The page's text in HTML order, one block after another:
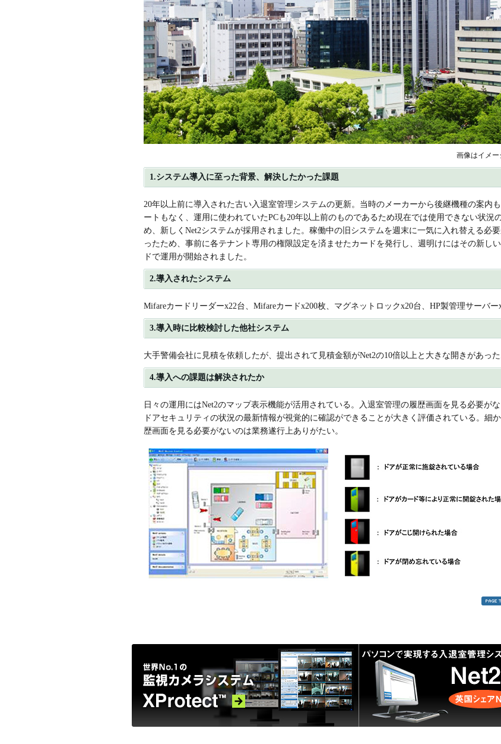
画像はイメー
1.システム導入に至った背景、解決したかった課題
20年以上前に導入された古い入退室管理システムの更新。当時のメーカーから後継機種の案内
ートもなく、運用に使われていたPCも20年以上前のものであるため現在では使用できない状況
め、新しくNet2システムが採用されました。稼働中の旧システムを週末に一気に入れ替える必
ったため、事前に各テナント専用の権限設定を済ませたカードを発行し、週明けにはその新し
ドで運用が開始されました。
2.導入されたシステム
Mifareカードリーダーx22台、Mifareカードx200枚、マグネットロックx20台、HP製管理サーバー
3.導入時に比較検討した他社システム
大手警備会社に見積を依頼したが、提出されて見積金額がNet2の10倍以上と大きな開きがあった
4.導入への課題は解決されたか
日々の運用にはNet2のマップ表示機能が活用されている。入退室管理の履歴画面を見る必要がな
ドアセキュリティの状況の最新情報が視覚的に確認ができることが大きく評価されている。細
歴画面を見る必要がないのは業務遂行上ありがたい。